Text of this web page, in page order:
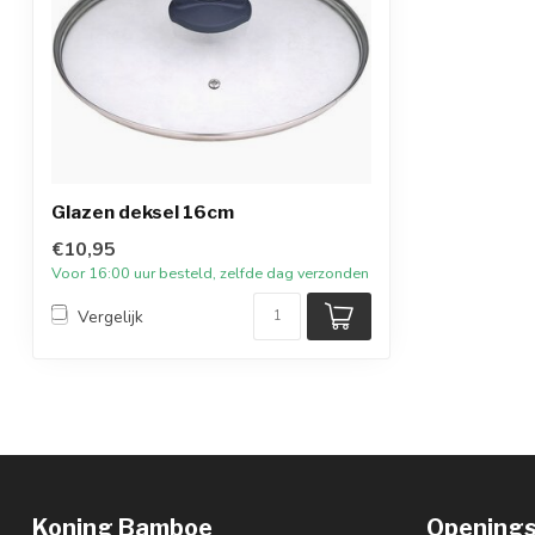
Glazen deksel 16cm
€10,95
Voor 16:00 uur besteld, zelfde dag verzonden
Vergelijk
Koning Bamboe